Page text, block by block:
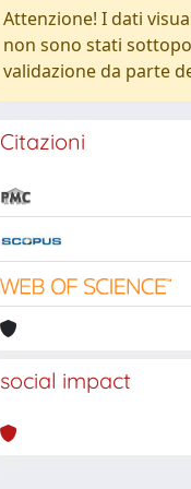
Attenzione! I dati
non sono stati
validazione da parte
Citazioni
social impact